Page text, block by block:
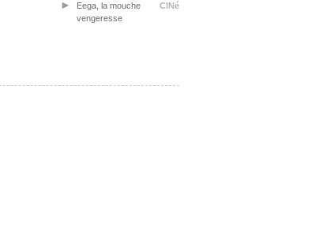
CINé
Eega, la mouche
vengeresse